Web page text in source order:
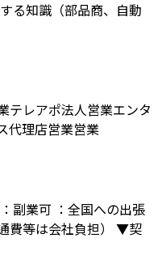
る知識（部品商、自動
テレアポ法人営業エンタ
代理店営業営業
副業可 ：全国への出張
費等は会社負担） ▼契